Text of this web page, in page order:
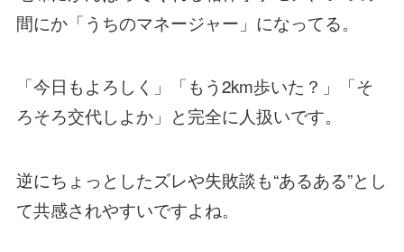
間にか「うちのマネージャー」になってる。
「今日もよろしく」「もう2km歩いた？」「そ
ろそろ交代しよか」と完全に人扱いです。
逆にちょっとしたズレや失敗談も“あるある”とし
て共感されやすいですよね。